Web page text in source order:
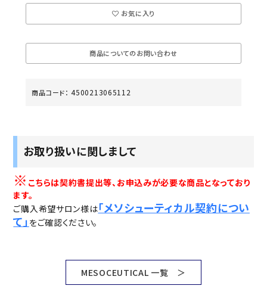
お気に入り
商品についてのお問い合わせ
商品コード： 4500213065112
お取り扱いに関しまして
※ こちらは契約書提出等、お申込みが必要な商品となっており
ます。
ご購入希望サロン様は「メソシューティカル契約につい
て」 をご確認ください。
MESOCEUTICAL 一覧 ＞